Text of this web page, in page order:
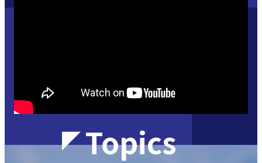
Topics